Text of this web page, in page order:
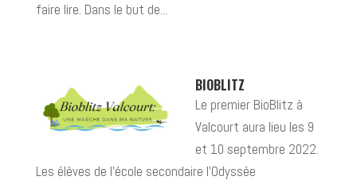
faire lire. Dans le but de...
BIOBLITZ
Le premier BioBlitz à
Valcourt aura lieu les 9
et 10 septembre 2022.
Les élèves de l’école secondaire l’Odyssée